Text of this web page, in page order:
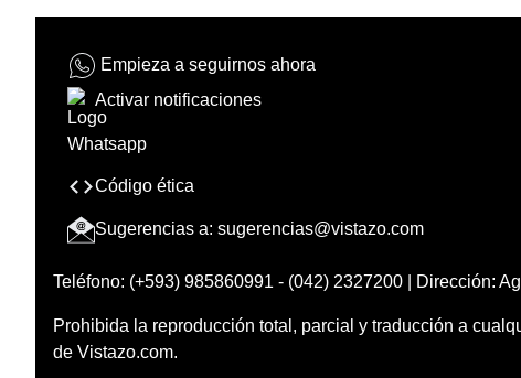
Empieza a seguirnos ahora
Activar notificaciones
Código ética
Sugerencias a: sugerencias@vistazo.com
Teléfono: (+593) 985860991 - (042) 2327200 | Dirección:
Prohibida la reproducción total, parcial y traducción a
de Vistazo.com.